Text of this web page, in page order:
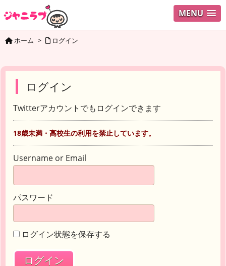
MENU
ホーム > ログイン
ログイン
Twitterアカウントでもログインできます
18歳未満・高校生の利用を禁止しています。
Username or Email
パスワード
ログイン状態を保存する